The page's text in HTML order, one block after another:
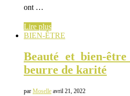
ont …
Lire plus
BIEN-ÊTRE
Beauté et bien-
beurre de karité
par Moselle avril 21, 2022